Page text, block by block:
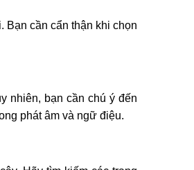
cần cẩn thận khi chọn
nhiên, bạn cần chú ý đến
phát âm và ngữ điệu.